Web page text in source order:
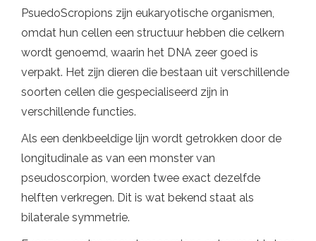
PsuedoScropions zijn eukaryotische organismen,
omdat hun cellen een structuur hebben die celkern
wordt genoemd, waarin het DNA zeer goed is
verpakt. Het zijn dieren die bestaan ​​uit verschillende
soorten cellen die gespecialiseerd zijn in
verschillende functies.
Als een denkbeeldige lijn wordt getrokken door de
longitudinale as van een monster van
pseudoscorpion, worden twee exact dezelfde
helften verkregen. Dit is wat bekend staat als
bilaterale symmetrie.